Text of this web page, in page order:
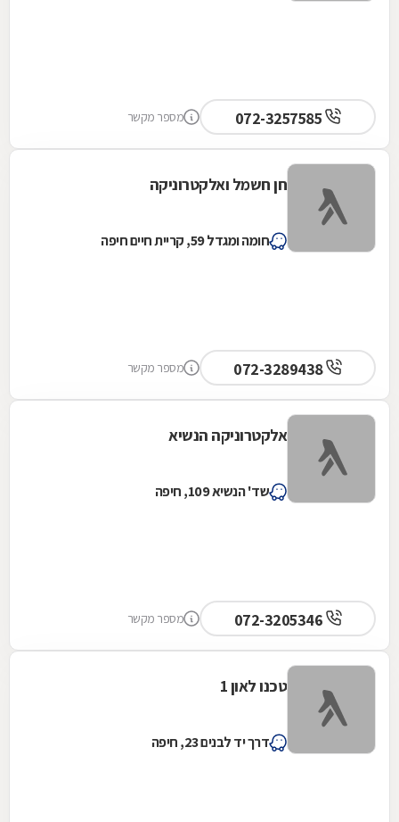
מספר מקשר
חן חשמל ואלקטרוניקה
חומה ומגדל 59, קריית חיים חיפה
072-3289438 מספר מקשר
אלקטרוניקה הנשיא
שד' הנשיא 109, חיפה
מספר מקשר
טכנו לאון 1
דרך יד לבנים 23, חיפה